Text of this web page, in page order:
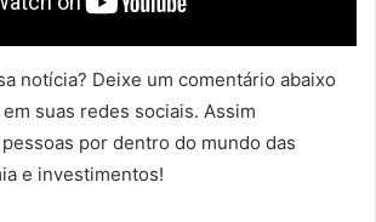
notícia? Deixe um comentário abaixo
suas redes sociais. Assim
por dentro do mundo das
e investimentos!